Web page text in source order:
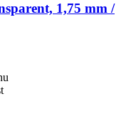
1,75 mm /